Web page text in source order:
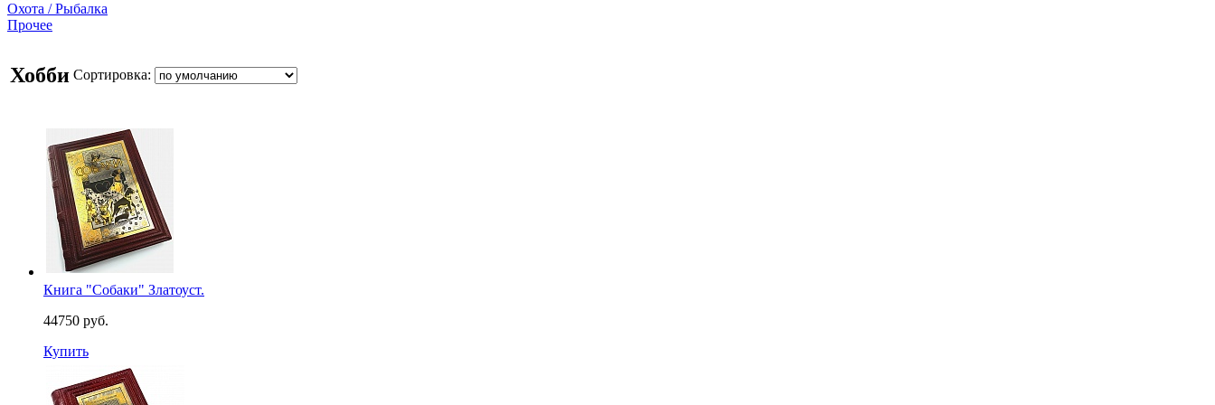
Охота / Рыбалка
Прочее
Хобби Сортировка:
Книга "Собаки" Златоуст.
44750 руб.
Купить